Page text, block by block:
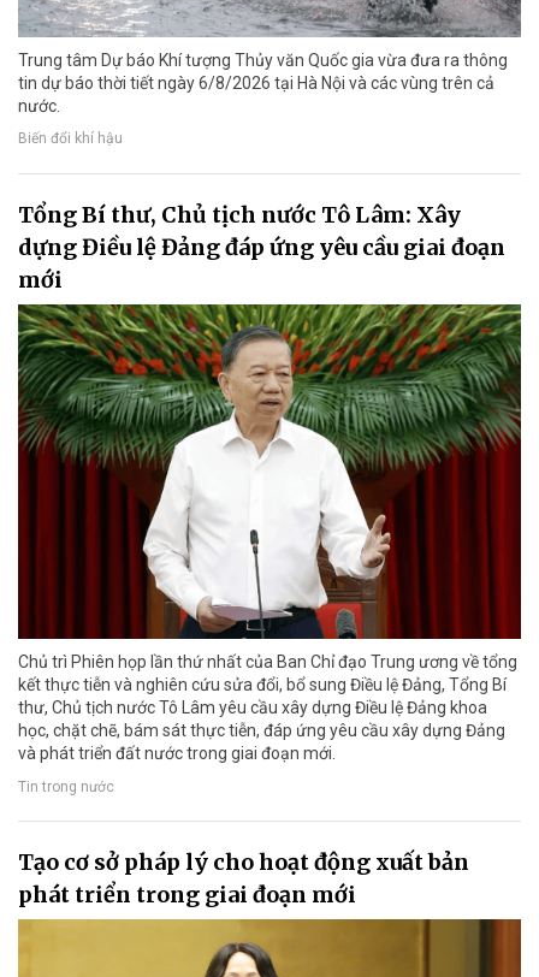
Trung tâm Dự báo Khí tượng Thủy văn Quốc gia vừa đưa ra thông
tin dự báo thời tiết ngày 6/8/2026 tại Hà Nội và các vùng trên cả
nước.
Biến đổi khí hậu
Tổng Bí thư, Chủ tịch nước Tô Lâm: Xây
dựng Điều lệ Đảng đáp ứng yêu cầu giai đoạn
mới
Chủ trì Phiên họp lần thứ nhất của Ban Chỉ đạo Trung ương về tổng
kết thực tiễn và nghiên cứu sửa đổi, bổ sung Điều lệ Đảng, Tổng Bí
thư, Chủ tịch nước Tô Lâm yêu cầu xây dựng Điều lệ Đảng khoa
học, chặt chẽ, bám sát thực tiễn, đáp ứng yêu cầu xây dựng Đảng
và phát triển đất nước trong giai đoạn mới.
Tin trong nước
Tạo cơ sở pháp lý cho hoạt động xuất bản
phát triển trong giai đoạn mới